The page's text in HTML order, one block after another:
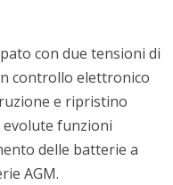
con due tensioni di
controllo elettronico
e ripristino
evolute funzioni
delle batterie a
AGM.